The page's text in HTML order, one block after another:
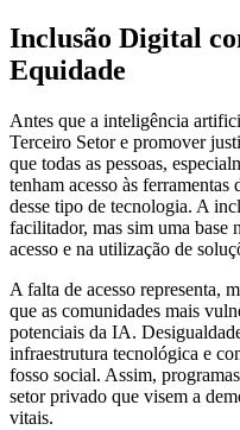
Inclusão Digital
Equidade
Antes que a inteligência
Terceiro Setor e promover
que todas as pessoas,
tenham acesso às
desse tipo de tecnologia. A
facilitador, mas sim uma base
acesso e na utilização de
A falta de acesso representa,
que as comunidades mais
potenciais da IA.
infraestrutura tecnológica e
fosso social. Assim,
setor privado que visem a
vitais.